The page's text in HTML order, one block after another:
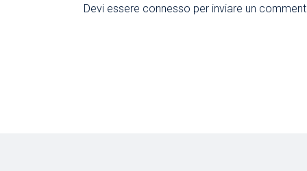
Devi essere connesso per inviare un